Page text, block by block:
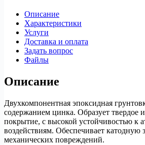
ZINC
17360
цинк
наполненный,
85%
цинка
Описание
Характеристики
Услуги
Доставка и оплата
Задать вопрос
Файлы
Описание
Двухкомпонентная эпоксидная
содержанием цинка. Образует твердое
покрытие, с высокой устойчивостью к
воздействиям. Обеспечивает катодную
механических повреждений.